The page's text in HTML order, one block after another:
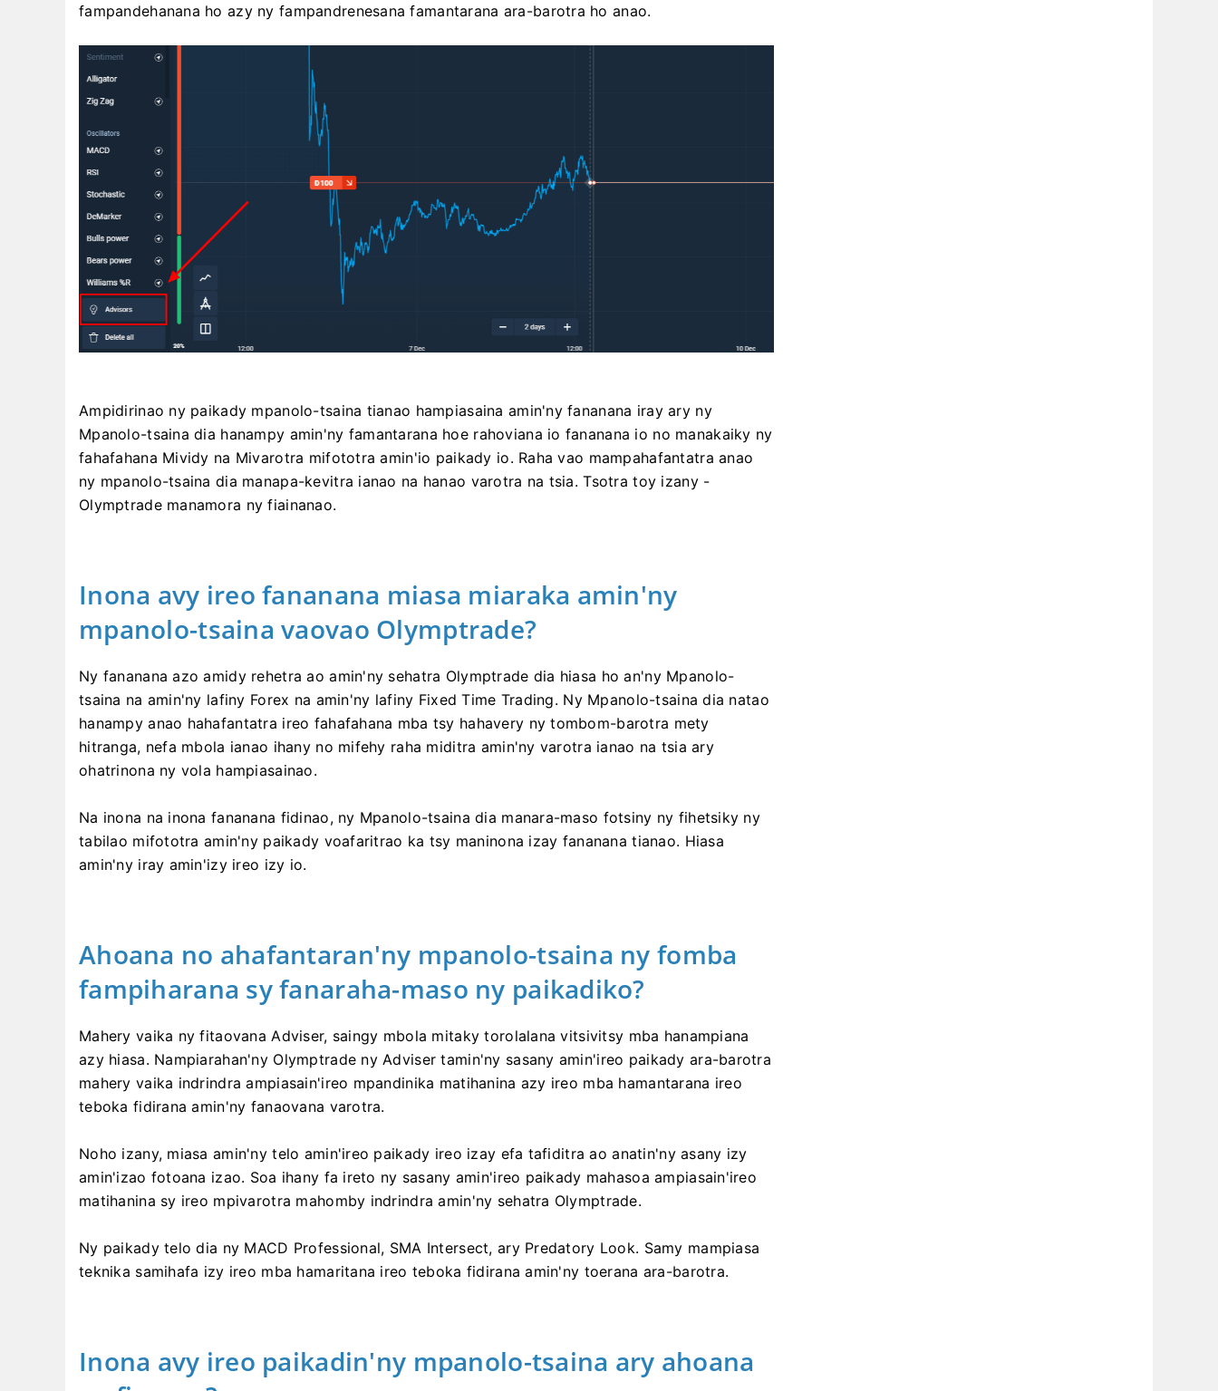
fampandehanana ho azy ny fampandrenesana famantarana ara-barotra ho anao.
Ampidirinao ny paikady mpanolo-tsaina tianao hampiasaina amin'ny fananana iray ary ny
Mpanolo-tsaina dia hanampy amin'ny famantarana hoe rahoviana io fananana io no manakaiky ny
fahafahana Mividy na Mivarotra mifototra amin'io paikady io. Raha vao mampahafantatra anao
ny mpanolo-tsaina dia manapa-kevitra ianao na hanao varotra na tsia. Tsotra toy izany -
Olymptrade manamora ny fiainanao.
Inona avy ireo fananana miasa miaraka amin'ny
mpanolo-tsaina vaovao Olymptrade?
Ny fananana azo amidy rehetra ao amin'ny sehatra Olymptrade dia hiasa ho an'ny Mpanolo-
tsaina na amin'ny lafiny Forex na amin'ny lafiny Fixed Time Trading. Ny Mpanolo-tsaina dia natao
hanampy anao hahafantatra ireo fahafahana mba tsy hahavery ny tombom-barotra mety
hitranga, nefa mbola ianao ihany no mifehy raha miditra amin'ny varotra ianao na tsia ary
ohatrinona ny vola hampiasainao.
Na inona na inona fananana fidinao, ny Mpanolo-tsaina dia manara-maso fotsiny ny fihetsiky ny
tabilao mifototra amin'ny paikady voafaritrao ka tsy maninona izay fananana tianao. Hiasa
amin'ny iray amin'izy ireo izy io.
Ahoana no ahafantaran'ny mpanolo-tsaina ny fomba
fampiharana sy fanaraha-maso ny paikadiko?
Mahery vaika ny fitaovana Adviser, saingy mbola mitaky torolalana vitsivitsy mba hanampiana
azy hiasa. Nampiarahan'ny Olymptrade ny Adviser tamin'ny sasany amin'ireo paikady ara-barotra
mahery vaika indrindra ampiasain'ireo mpandinika matihanina azy ireo mba hamantarana ireo
teboka fidirana amin'ny fanaovana varotra.
Noho izany, miasa amin'ny telo amin'ireo paikady ireo izay efa tafiditra ao anatin'ny asany izy
amin'izao fotoana izao. Soa ihany fa ireto ny sasany amin'ireo paikady mahasoa ampiasain'ireo
matihanina sy ireo mpivarotra mahomby indrindra amin'ny sehatra Olymptrade.
Ny paikady telo dia ny MACD Professional, SMA Intersect, ary Predatory Look. Samy mampiasa
teknika samihafa izy ireo mba hamaritana ireo teboka fidirana amin'ny toerana ara-barotra.
Inona avy ireo paikadin'ny mpanolo-tsaina ary ahoana